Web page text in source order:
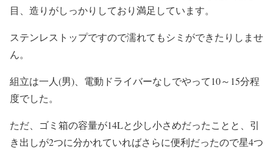
目、造りがしっかりしており満足しています。
ステンレストップですので濡れてもシミができたりしませ
ん。
組立は一人(男)、電動ドライバーなしでやって10～15分程
度でした。
ただ、ゴミ箱の容量が14Lと少し小さめだったことと、引
き出しが2つに分かれていればさらに便利だったので星4つ